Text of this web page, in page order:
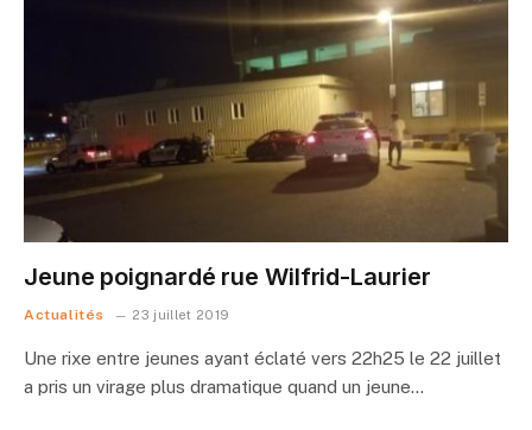
Jeune poignardé rue Wilfrid-Laurier
Actualités 23 juillet 2019
Une rixe entre jeunes ayant éclaté vers 22h25 le 22 juillet
a pris un virage plus dramatique quand un jeune…